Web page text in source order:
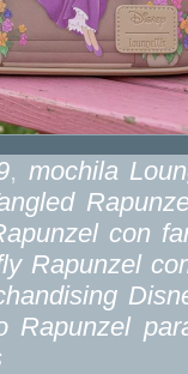
, mochila
con
Rapunzel
Rapunzel